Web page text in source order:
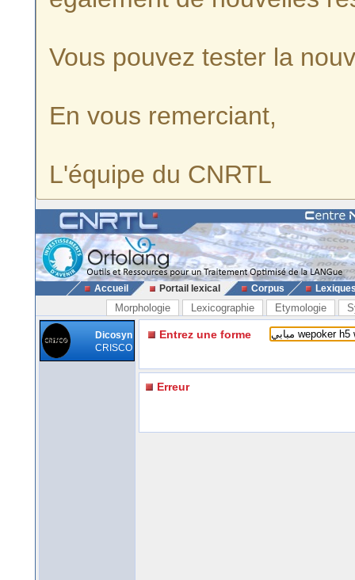
Vous pouvez tester la
En vous remerciant,
L'équipe du CNRTL
Accueil Portail lexical Corpus
Morphologie Lexicographie Etymologie
Dicosyn
CRISCO
Entrez une forme
Erreur